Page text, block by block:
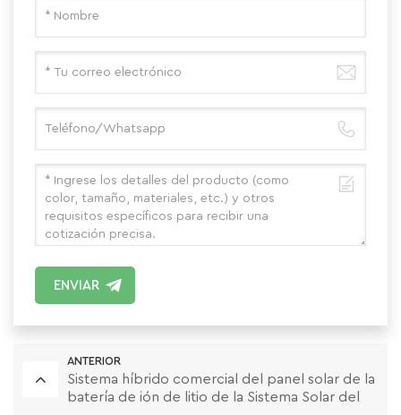
ENVIAR
ANTERIOR
Sistema híbrido comercial del panel solar de la
batería de ión de litio de la Sistema Solar del